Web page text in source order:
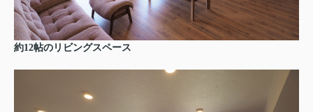
約12帖のリビングスペース